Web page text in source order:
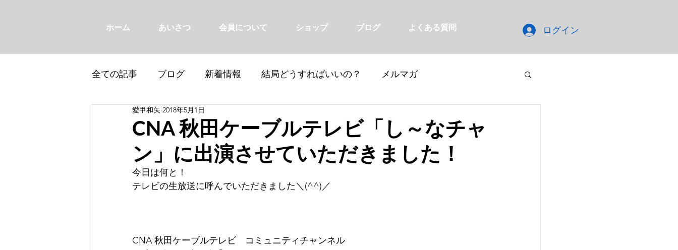
ホーム あいさつ 会員について ショップ ブログ よくある質問 ログイン
全ての記事 ブログ 新着情報 結局どうすればいいの？ メルマガ
CNA 秋田ケーブルテレビ「し～なチャ
ン」に出演させていただきました！
愛甲和矢 2018年5月1日
今日は何と！
テレビの生放送に呼んでいただきました＼(^^)／
CNA 秋田ケーブルテレビ　コミュニティチャンネル